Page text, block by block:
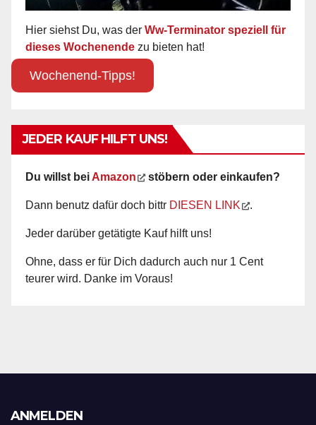
Hier siehst Du, was der Ww-Terminator speziell für
dieses Wochenende zu bieten hat!
Wochenend-Tipps!
JEDER KAUF HILFT UNS!
Du willst bei Amazon stöbern oder einkaufen?
Dann benutz dafür doch bittr DIESEN LINK .
Jeder darüber getätigte Kauf hilft uns!
Ohne, dass er für Dich dadurch auch nur 1 Cent
teurer wird. Danke im Voraus!
ANMELDEN